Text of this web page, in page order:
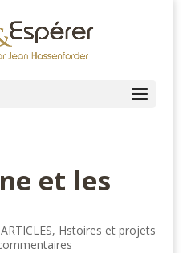
et les
ARTICLES, Hstoires et projets